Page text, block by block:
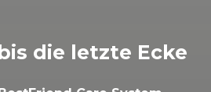
die letzte Ecke